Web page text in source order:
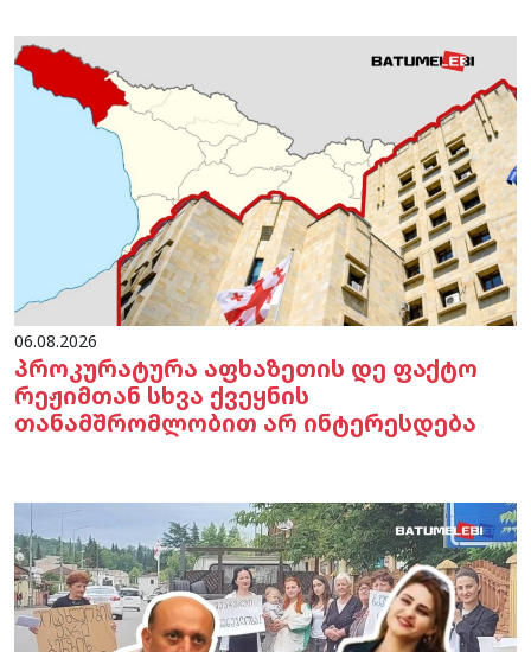
06.08.2026
პროკურატურა აფხაზეთის დე ფაქტო
რეჟიმთან სხვა ქვეყნის
თანამშრომლობით არ ინტერესდება